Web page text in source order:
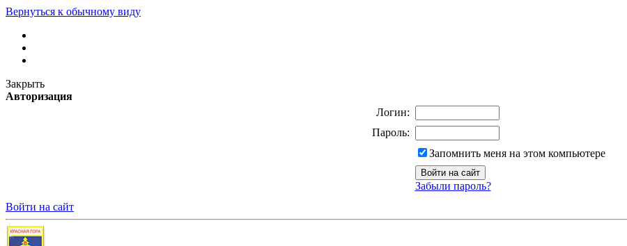
Вернуться к обычному виду
Закрыть
Авторизация
Логин:
Пароль:
Запомнить меня на этом компьютере
Забыли пароль?
Войти на сайт